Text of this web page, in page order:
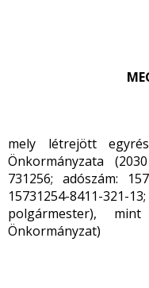
mely létrejött
Önkormányzata
731256; adószám:
15731254-8411-321-
polgármester),
Önkormányzat)